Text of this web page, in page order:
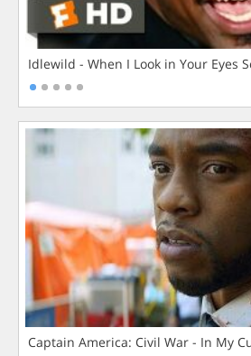
Idlewild - When I Look in Your Eyes
Captain America: Civil War - In My